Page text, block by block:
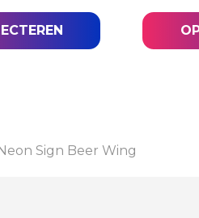
Sign Beer Wing